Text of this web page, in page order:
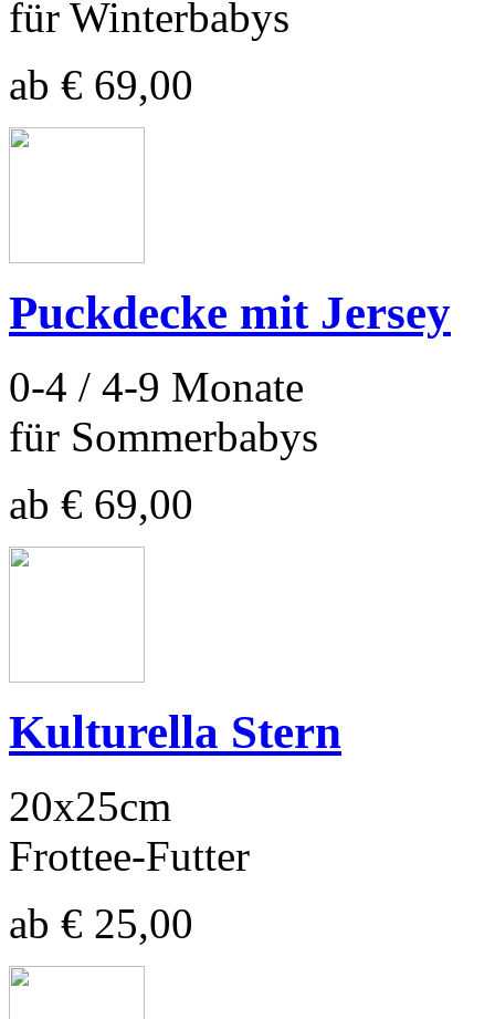
für Winterbabys
ab € 69,00
Puckdecke mit Jersey
0-4 / 4-9 Monate
für Sommerbabys
ab € 69,00
Kulturella Stern
20x25cm
Frottee-Futter
ab € 25,00